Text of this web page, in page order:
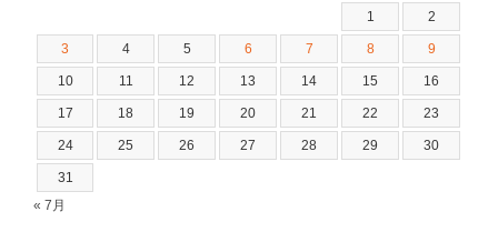
1 2
3 4 5 6 7 8 9
10 11 12 13 14 15 16
17 18 19 20 21 22 23
24 25 26 27 28 29 30
31
« 7月